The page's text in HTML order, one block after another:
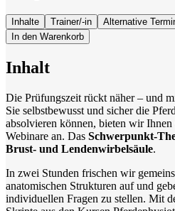
Inhalte Trainer/-in
Alternative
In den Warenkorb
Inhalt
Die Prüfungszeit rückt näher – und
Sie selbstbewusst und sicher die
absolvieren können, bieten wir
Webinare an. Das Schwerpunkt-
Brust- und Lendenwirbelsäule.
In zwei Stunden frischen wir
anatomischen Strukturen auf und
individuellen Fragen zu stellen. Mit